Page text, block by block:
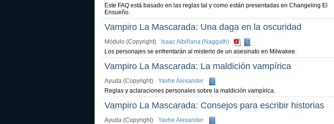
Este FAQ está basado en las reglas tal y como están presentadas en Changeling El
Ensueño.
Vampiro La Mascarada: Una daga en la oscuridad
Módulo (Copyright)
Isaac Albiñana (Naggath)
Los personajes se enfrentarán al misterio de un asesinato en Milwakee.
Vampiro La Mascarada: La maldición vampírica
Ayuda (Copyright)
Yavhe Alexander
Reglas y aclaraciones personales sobre la maldición vampírica.
Vampiro La Mascarada: Consejos para escribir historias
Ayuda (Copyright)
Yavhe Alexander